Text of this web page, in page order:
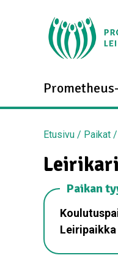
Etusivu / Paikat /
Leirikari
Paikan
Leiripaikka